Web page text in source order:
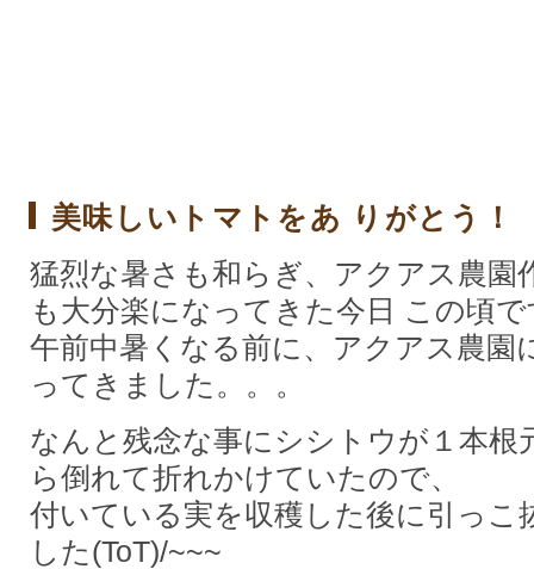
美味しいトマトをあ りがとう
猛烈な暑さも和らぎ、アクアス農園
も大分楽になってきた今日 この頃
午前中暑くなる前に、アクアス農園
ってきました。。。
なんと残念な事にシシトウが１本根
ら倒れて折れかけていたので、
付いている実を収穫した後に引っこ
した(ToT)/~~~